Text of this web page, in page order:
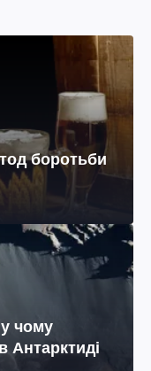
боротьби
чому
Антарктиді